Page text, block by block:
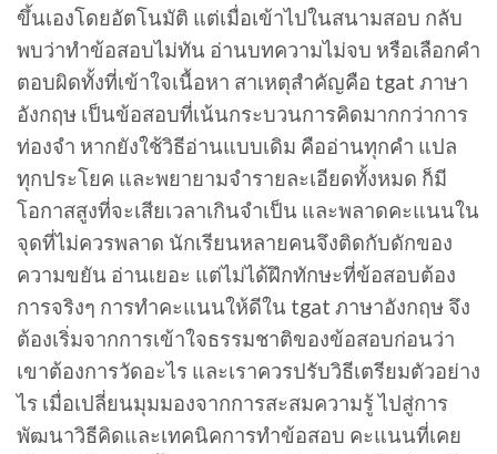
ขึ้นเองโดยอัตโนมัติ แต่เมื่อเข้าไปในสนามสอบ กลับ
พบว่าทำข้อสอบไม่ทัน อ่านบทความไม่จบ หรือเลือกคำ
ตอบผิดทั้งที่เข้าใจเนื้อหา สาเหตุสำคัญคือ tgat ภาษา
อังกฤษ เป็นข้อสอบที่เน้นกระบวนการคิดมากกว่าการ
ท่องจำ หากยังใช้วิธีอ่านแบบเดิม คืออ่านทุกคำ แปล
ทุกประโยค และพยายามจำรายละเอียดทั้งหมด ก็มี
โอกาสสูงที่จะเสียเวลาเกินจำเป็น และพลาดคะแนนใน
จุดที่ไม่ควรพลาด นักเรียนหลายคนจึงติดกับดักของ
ความขยัน อ่านเยอะ แต่ไม่ได้ฝึกทักษะที่ข้อสอบต้อง
การจริงๆ การทำคะแนนให้ดีใน tgat ภาษาอังกฤษ จึง
ต้องเริ่มจากการเข้าใจธรรมชาติของข้อสอบก่อนว่า
เขาต้องการวัดอะไร และเราควรปรับวิธีเตรียมตัวอย่าง
ไร เมื่อเปลี่ยนมุมมองจากการสะสมความรู้ ไปสู่การ
พัฒนาวิธีคิดและเทคนิคการทำข้อสอบ คะแนนที่เคย